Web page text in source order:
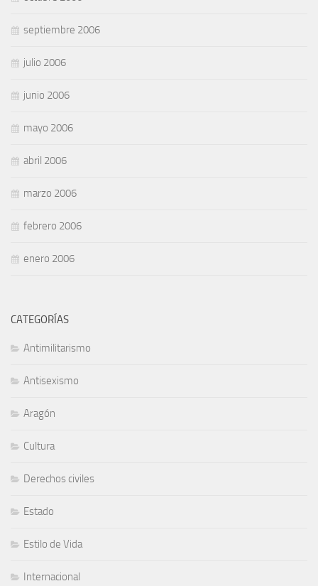
septiembre 2006
julio 2006
junio 2006
mayo 2006
abril 2006
marzo 2006
febrero 2006
enero 2006
CATEGORÍAS
Antimilitarismo
Antisexismo
Aragón
Cultura
Derechos civiles
Estado
Estilo de Vida
Internacional